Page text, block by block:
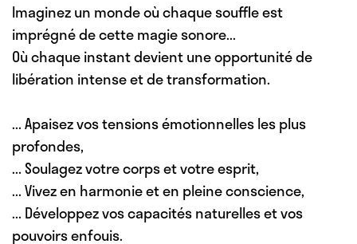
Imaginez un monde où chaque souffle est
imprégné de cette magie sonore...
Où chaque instant devient une opportunité de
libération intense et de transformation.
... Apaisezvos tensions émotionnelles les plus
profondes,
... Soulagezvotre corps et votre esprit,
... Vivezen harmonie et en pleine conscience,
... Développezvos capacités naturelles et vos
pouvoirs enfouis.